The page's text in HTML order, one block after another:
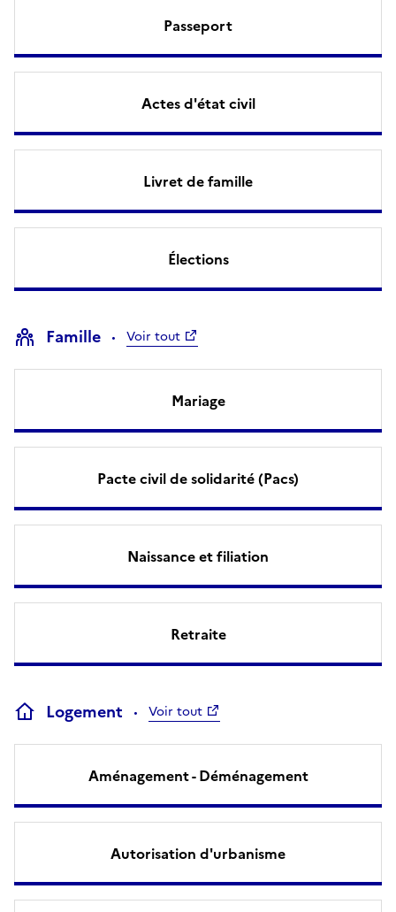
Passeport
Actes d'état civil
Livret de famille
Élections
Famille Voir tout
Mariage
Pacte civil de solidarité (Pacs)
Naissance et filiation
Retraite
Logement Voir tout
Aménagement - Déménagement
Autorisation d'urbanisme